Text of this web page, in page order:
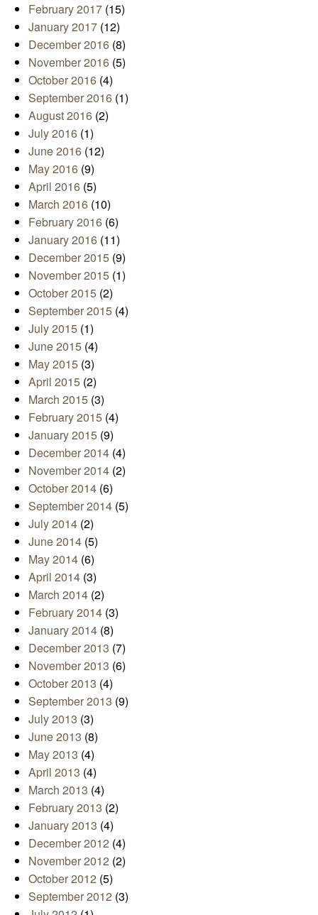
February 2017 (15)
January 2017 (12)
December 2016 (8)
November 2016 (5)
October 2016 (4)
September 2016 (1)
August 2016 (2)
July 2016 (1)
June 2016 (12)
May 2016 (9)
April 2016 (5)
March 2016 (10)
February 2016 (6)
January 2016 (11)
December 2015 (9)
November 2015 (1)
October 2015 (2)
September 2015 (4)
July 2015 (1)
June 2015 (4)
May 2015 (3)
April 2015 (2)
March 2015 (3)
February 2015 (4)
January 2015 (9)
December 2014 (4)
November 2014 (2)
October 2014 (6)
September 2014 (5)
July 2014 (2)
June 2014 (5)
May 2014 (6)
April 2014 (3)
March 2014 (2)
February 2014 (3)
January 2014 (8)
December 2013 (7)
November 2013 (6)
October 2013 (4)
September 2013 (9)
July 2013 (3)
June 2013 (8)
May 2013 (4)
April 2013 (4)
March 2013 (4)
February 2013 (2)
January 2013 (4)
December 2012 (4)
November 2012 (2)
October 2012 (5)
September 2012 (3)